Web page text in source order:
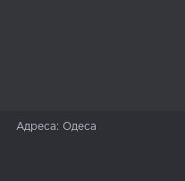
Адреса: Одеса